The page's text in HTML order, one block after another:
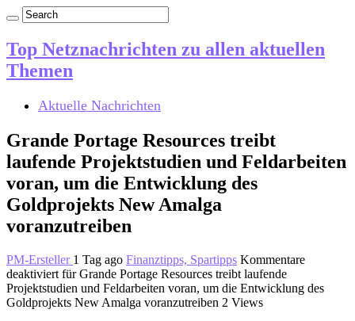
Top Netznachrichten zu allen aktuellen
Themen
Aktuelle Nachrichten
Grande Portage Resources treibt
laufende Projektstudien und Feldarbeiten
voran, um die Entwicklung des
Goldprojekts New Amalga
voranzutreiben
PM-Ersteller 1 Tag ago Finanztipps, Spartipps Kommentare
deaktiviert für Grande Portage Resources treibt laufende
Projektstudien und Feldarbeiten voran, um die Entwicklung des
Goldprojekts New Amalga voranzutreiben 2 Views